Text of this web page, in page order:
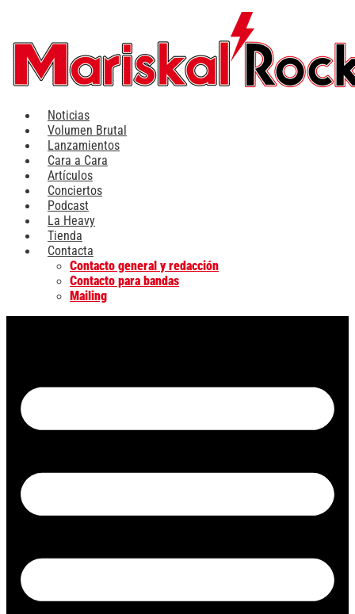
contenido
Noticias
Volumen Brutal
Lanzamientos
Cara a Cara
Artículos
Conciertos
Podcast
La Heavy
Tienda
Contacta
Contacto general y redacción
Contacto para bandas
Mailing